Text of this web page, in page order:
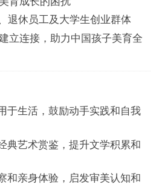
退休员工及大学生创业群体
立连接，助力中国孩子美育全
于生活，鼓励动手实践和自我
典艺术赏鉴，提升文学积累和
和亲身体验，启发审美认知和